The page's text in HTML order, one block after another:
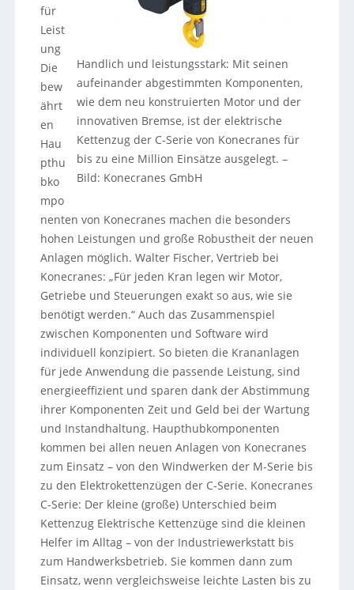
Handlich und leistungsstark: Mit seinen
aufeinander abgestimmten Komponenten,
wie dem neu konstruierten Motor und der
innovativen Bremse, ist der elektrische
Kettenzug der C-Serie von Konecranes für
bis zu eine Million Einsätze ausgelegt.–
Bild: Konecranes GmbH
für
Leist
ung
Die
bew
ährt
en
Hau
pthu
bko
mpo
nenten von Konecranes machen die besonders
hohen Leistungen und große Robustheit der neuen
Anlagen möglich. Walter Fischer, Vertrieb bei
Konecranes: „Für jeden Kran legen wir Motor,
Getriebe und Steuerungen exakt so aus, wie sie
benötigt werden.“ Auch das Zusammenspiel
zwischen Komponenten und Software wird
individuell konzipiert. So bieten die Krananlagen
für jede Anwendung die passende Leistung, sind
energieeffizient und sparen dank der Abstimmung
ihrer Komponenten Zeit und Geld bei der Wartung
und Instandhaltung. Haupthubkomponenten
kommen bei allen neuen Anlagen von Konecranes
zum Einsatz – von den Windwerken der M-Serie bis
zu den Elektrokettenzügen der C-Serie. Konecranes
C-Serie: Der kleine (große) Unterschied beim
Kettenzug Elektrische Kettenzüge sind die kleinen
Helfer im Alltag – von der Industriewerkstatt bis
zum Handwerksbetrieb. Sie kommen dann zum
Einsatz, wenn vergleichsweise leichte Lasten bis zu